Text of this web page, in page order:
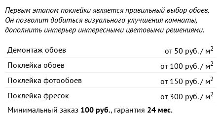
Первым этапом поклейки является правильный выбор обоев.
Он позволит добиться визуального улучшения комнаты,
дополнить интерьер интересными цветовыми решениями.
Демонтаж обоев от50 руб. / м2
Поклейка обоев от100 руб. / м2
Поклейка фотообоев от150 руб. / м2
Поклейка фресок от300 руб. / м2
Минимальный заказ 100 руб., гарантия 24 мес.